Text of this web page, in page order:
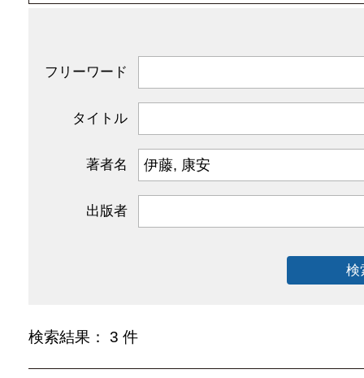
フリーワード
タイトル
著者名
出版者
検
検索結果： 3 件